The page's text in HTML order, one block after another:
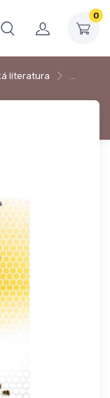
0
literatura …